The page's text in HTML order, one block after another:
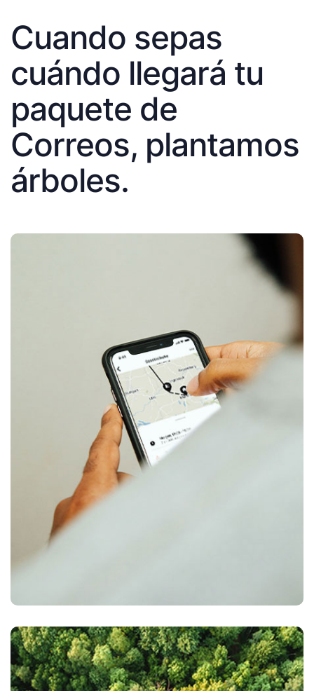
Cuando sepas
cuándo llegará tu
paquete de
Correos, plantamos
árboles.